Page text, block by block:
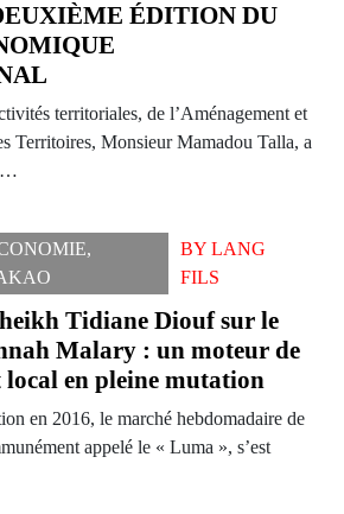
ÉDITION DU
territoriales, de l’Aménagement et
Territoires, Monsieur Mamadou Talla, a
,
BYLANG
FILS
Tidiane Diouf sur le
Malary : un moteur de
local en pleine mutation
en 2016, le marché hebdomadaire de
appelé le « Luma », s’est